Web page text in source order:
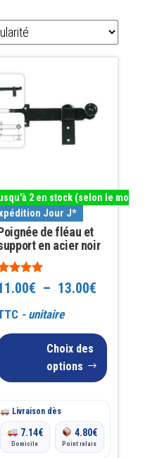
2 en stock (selon le
Jour J*
de fléau et
en acier noir
€ – 13.00€Plage
prix :
11.00€
- unitaire
Choix des
options
Livraison dès
7.14€
Domicile
4.80€
Point relais